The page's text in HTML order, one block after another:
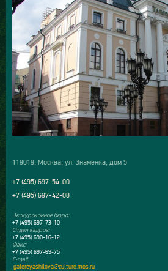
119019, Москва, ул. Знаменка, дом 5
+7 (495) 697-54-00
+7 (495) 697-42-08
Экскурсионное бюро:
+7 (495) 697-73-10
Отдел кадров:
+7 (495) 690-16-12
Факс:
+7 (495) 697-69-75
E-mail:
galereyashilova@culture.mos.ru